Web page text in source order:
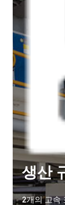
생산
2개의 고속